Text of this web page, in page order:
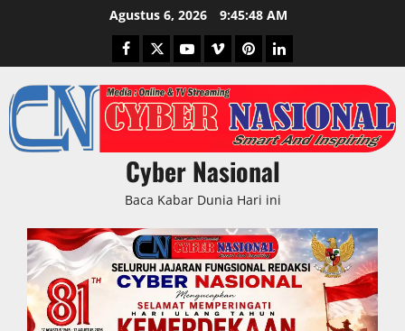
Agustus 6, 2026 9:45:50 AM
Facebook
TwitterYoutubeVimeoPinterestLinkedIn
Cyber Nasional
Baca Kabar Dunia Hari ini